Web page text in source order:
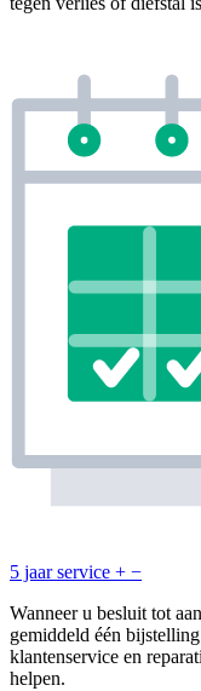
5 jaar service + −
Wanneer u besluit tot
gemiddeld één
klantenservice en
helpen.